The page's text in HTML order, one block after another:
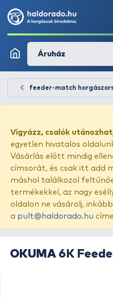
Áruház
feeder-match
Vigyázz, csalók
egyetlen hivatalos
Vásárlás előtt mindig
címsorát, és csak itt add
máshol találkozol
termékekkel, az nagy
oldalon ne vásárolj,
a pult@haldorado.hu
OKUMA 6K